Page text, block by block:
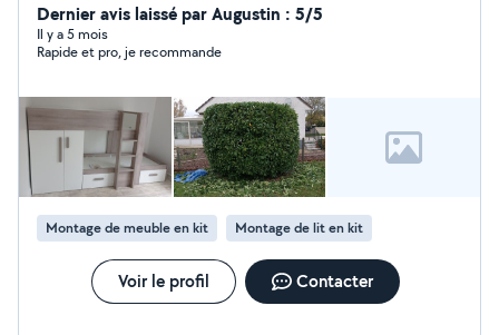
et petits arbustes)
Dernier avis laissé par Augustin : 5/5
Il y a 5 mois
Rapide et pro, je recommande
Montage de meuble en kit Montage de lit en kit
Voir le profil Contacter